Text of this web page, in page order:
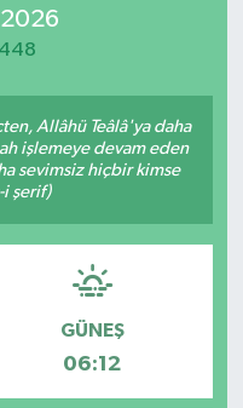
Allâhü Teâlâ'ya daha
işlemeye devam eden
sevimsiz hiçbir kimse
i şerif)
GÜNEŞ
06:12